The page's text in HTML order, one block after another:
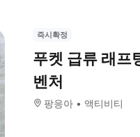
즉시확정
푸켓 급류 래프
벤처
팡응아 액티비티